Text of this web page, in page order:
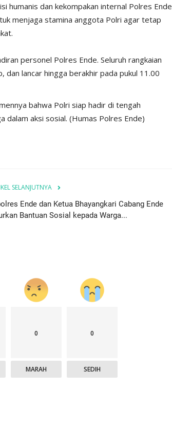
humanis dan kekompakan internal Polres Ende
menjaga stamina anggota Polri agar tetap
personel Polres Ende. Seluruh rangkaian
lancar hingga berakhir pada pukul 11.00
bahwa Polri siap hadir di tengah
dalam aksi sosial. (Humas Polres Ende)
SELANJUTNYA
Ende dan Ketua Bhayangkari Cabang Ende
Bantuan Sosial kepada Warga...
0
MARAH
0
SEDIH
User Sep 18, 2025 619